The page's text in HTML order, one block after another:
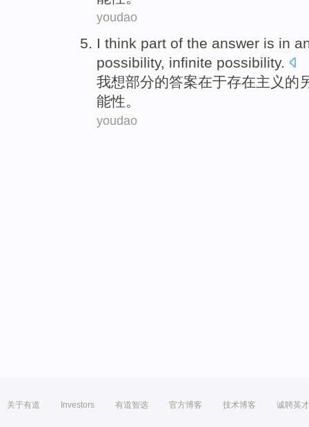
youdao
I think part of the answer is in
possibility, infinite possibility.
我想部分的答案在于存在主义 的
能性。
youdao
关于有道 Investors 有道智选 官方博客 技术博客 诚聘英才